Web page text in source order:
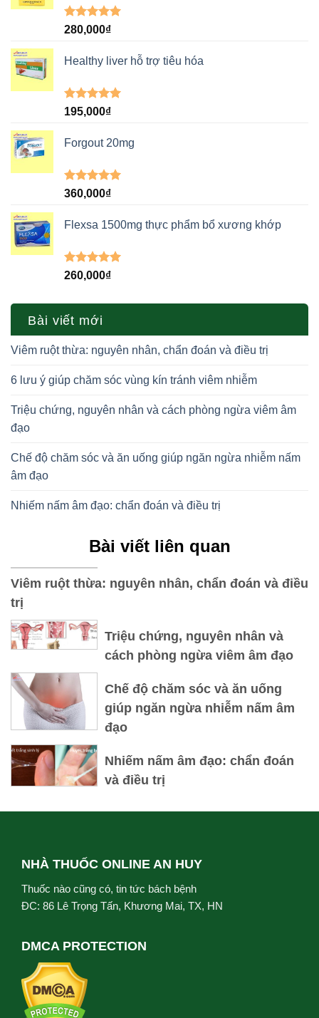
Được xếp
280,000₫
Healthy liver hỗ trợ tiêu hóa
Được xếp
195,000₫
Forgout 20mg
Được xếp
360,000₫
Flexsa 1500mg thực phẩm bổ xương khớp
Được xếp
260,000₫
Bài viết mới
Viêm ruột thừa: nguyên nhân, chẩn đoán và điều trị
6 lưu ý giúp chăm sóc vùng kín tránh viêm nhiễm
Triệu chứng, nguyên nhân và cách phòng ngừa viêm âm
đạo
Chế độ chăm sóc và ăn uống giúp ngăn ngừa nhiễm nấm
âm đạo
Nhiếm nấm âm đạo: chẩn đoán và điều trị
Bài viết liên quan
Viêm ruột thừa: nguyên nhân, chẩn đoán và điều
trị
Triệu chứng, nguyên nhân và
cách phòng ngừa viêm âm đạo
Chế độ chăm sóc và ăn uống
giúp ngăn ngừa nhiễm nấm âm
đạo
Nhiếm nấm âm đạo: chẩn đoán
và điều trị
NHÀ THUỐC ONLINE AN HUY
Thuốc nào cũng có, tin tức bách bệnh
ĐC: 86 Lê Trọng Tấn, Khương Mai, TX, HN
DMCA PROTECTION